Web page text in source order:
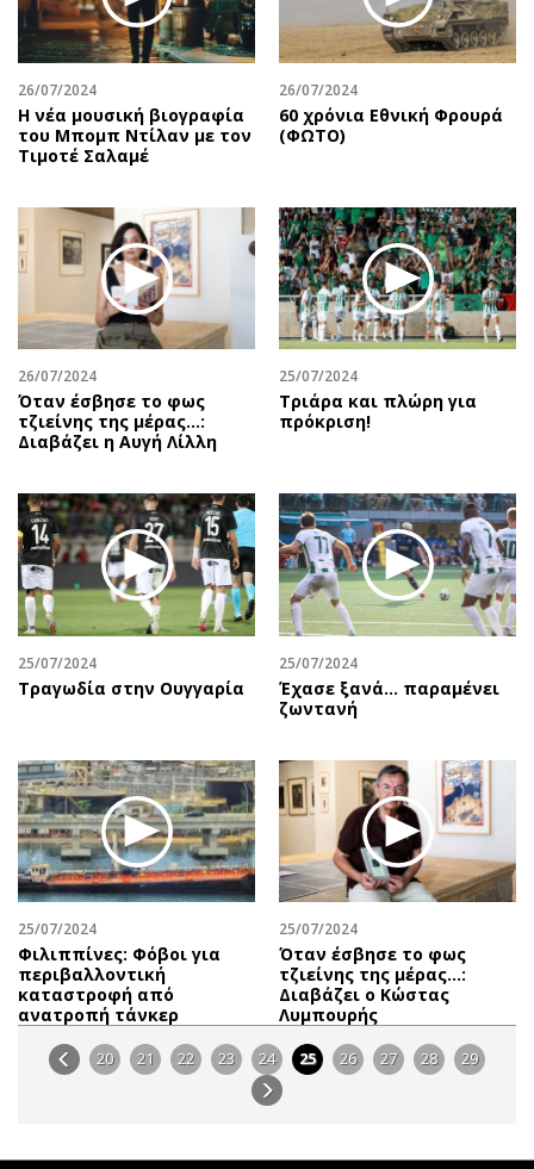
26/07/2024
Η νέα μουσική βιογραφία
του Μπομπ Ντίλαν με τον
Τιμοτέ Σαλαμέ
26/07/2024
60 χρόνια Εθνική Φρουρά
(ΦΩΤΟ)
26/07/2024
Όταν έσβησε το φως
τζιείνης της μέρας…:
Διαβάζει η Αυγή Λίλλη
25/07/2024
Τριάρα και πλώρη για
πρόκριση!
25/07/2024
Τραγωδία στην Ουγγαρία
25/07/2024
Έχασε ξανά... παραμένει
ζωντανή
25/07/2024
Φιλιππίνες: Φόβοι για
περιβαλλοντική
καταστροφή από
ανατροπή τάνκερ
25/07/2024
Όταν έσβησε το φως
τζιείνης της μέρας…:
Διαβάζει o Κώστας
Λυμπουρής
20 21 22 23 24 25 26 27 28 29